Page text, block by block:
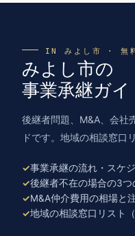
IN みよし市 · 無料
みよし市の
事業承継ガ
後継者問題、M&A、会社
ドです。地域の相談窓口
事業承継の流れ・スケ
後継者不在の場合の3つ
M&A仲介費用の相場と
地域の相談窓口リスト（